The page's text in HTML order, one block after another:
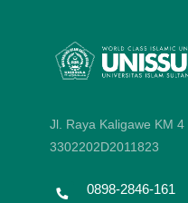
Jl. Raya Kaligawe KM
3302202D2011823
0898-2846-161